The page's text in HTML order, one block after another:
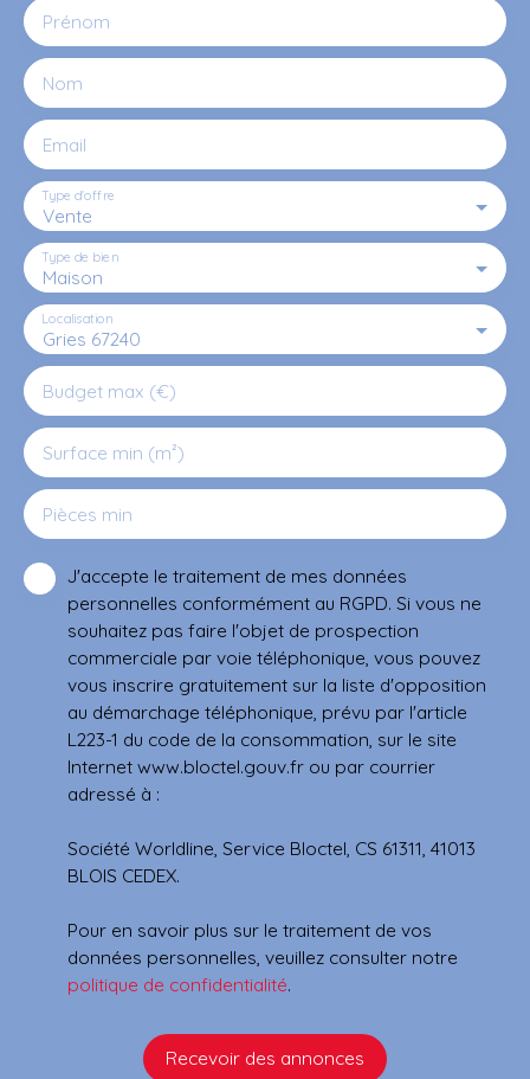
Prénom
Nom
Email
Vente
Type d'offre
Maison
Type de bien
Gries 67240
Localisation
Budget max (€)
Surface min (m²)
Pièces min
J'accepte le traitement de mes données
personnelles conformément au RGPD. Si vous ne
souhaitez pas faire l'objet de prospection
commerciale par voie téléphonique, vous pouvez
vous inscrire gratuitement sur la liste d'opposition
au démarchage téléphonique, prévu par l'article
L223-1 du code de la consommation, sur le site
Internet www.bloctel.gouv.fr ou par courrier
adressé à :
Société Worldline, Service Bloctel, CS 61311, 41013
BLOIS CEDEX.
Pour en savoir plus sur le traitement de vos
données personnelles, veuillez consulter notre
politique de confidentialité.
Recevoir des annonces